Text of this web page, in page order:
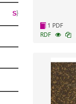
1 PDF
RDF